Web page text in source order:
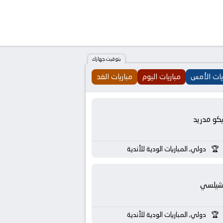
بتوقيت جهازك
الأمس مباريات اليوم مباريات الغد
مدريد
دولي, المباريات الودية للأندية
دولي, المباريات الودية للأندية